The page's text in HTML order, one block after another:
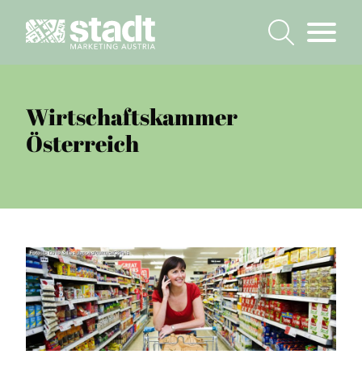
Wirtschaftskammer
Österreich